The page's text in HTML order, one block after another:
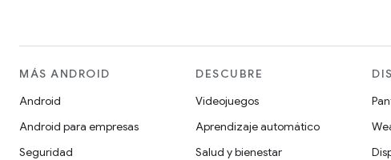
MÁS ANDROID
Android
Android para empresas
Seguridad
DESCUBRE
Videojuegos
Aprendizaje automático
Salud y bienestar